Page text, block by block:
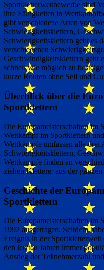
Sportkletterwettbewerbe sind
ihre Fähigkeiten in
gibt verschiedene Arten von
Schwierigkeitsklettern,
Schwierigkeitsklettern geht es
verschiedenen
Geschwindigkeitsklettern geht
schnell wie möglich zu
kurze Routen ohne Seil und
Überblick über die
Sportklettern
Die Europameisterschaften im
Wettkampf im Sportklettern
Wettkämpfe umfassen alle
Schwierigkeitsklettern,
Wettkämpfe finden an
ziehen Kletterer aus der ganzen
Geschichte der
Sportklettern
Die Europameisterschaften im
1992 ausgetragen. Seitdem
Ereignis in der
den letzten Jahren immer
Anstieg der Teilnehmerzahl